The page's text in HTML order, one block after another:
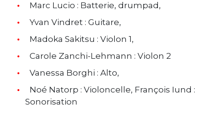
Marc Lucio : Batterie, drumpad,
Yvan Vindret : Guitare,
Madoka Sakitsu : Violon 1,
Carole Zanchi-Lehmann : Violon 2
Vanessa Borghi : Alto,
Noé Natorp : Violoncelle, François Iund :
Sonorisation